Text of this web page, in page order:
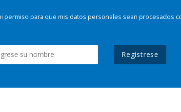
permiso para que mis datos personales sean procesados
Regístrese